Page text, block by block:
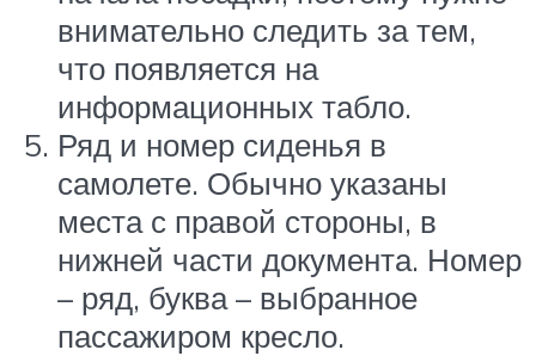
внимательно следить за тем,
что появляется на
информационных табло.
Ряд и номер сиденья в
самолете. Обычно указаны
места с правой стороны, в
нижней части документа. Номер
– ряд, буква – выбранное
пассажиром кресло.